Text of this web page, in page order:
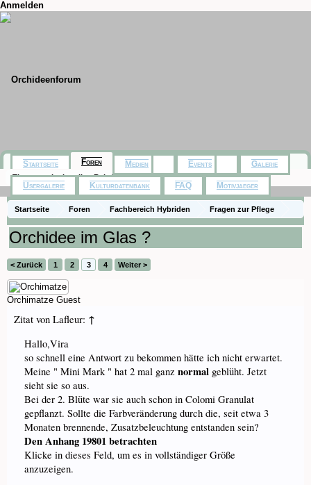
Anmelden
Startseite Foren Fachbereich Hybriden Fragen zur Pflege
Orchidee im Glas ?
< Zurück 1 2 3 4 Weiter >
Orchimatze Guest
Zitat von Lafleur: ↑
Hallo,Vira
so schnell eine Antwort zu bekommen hätte ich nicht erwartet.
Meine " Mini Mark " hat 2 mal ganz normal geblüht. Jetzt
sieht sie so aus.
Bei der 2. Blüte war sie auch schon in Colomi Granulat
gepflanzt. Sollte die Farbveränderung durch die, seit etwa 3
Monaten brennende, Zusatzbeleuchtung entstanden sein?
Den Anhang 19801 betrachten
Klicke in dieses Feld, um es in vollständiger Größe
anzuzeigen.
Startseite Foren
Themen mit aktuellen Beiträgen
Medien Events Galerie
Usergalerie Kulturdatenbank FAQ Motivjaeger